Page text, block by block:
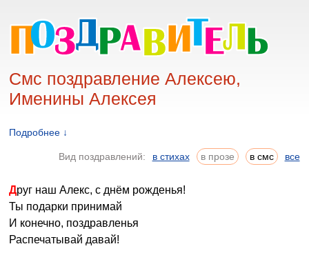
Смс поздравление Алексею,
Именины Алексея
Подробнее ↓
Вид поздравлений: в стихах в прозе в смс все
Друг наш Алекс, с днём рожденья!
Ты подарки принимай
И конечно, поздравленья
Распечатывай давай!